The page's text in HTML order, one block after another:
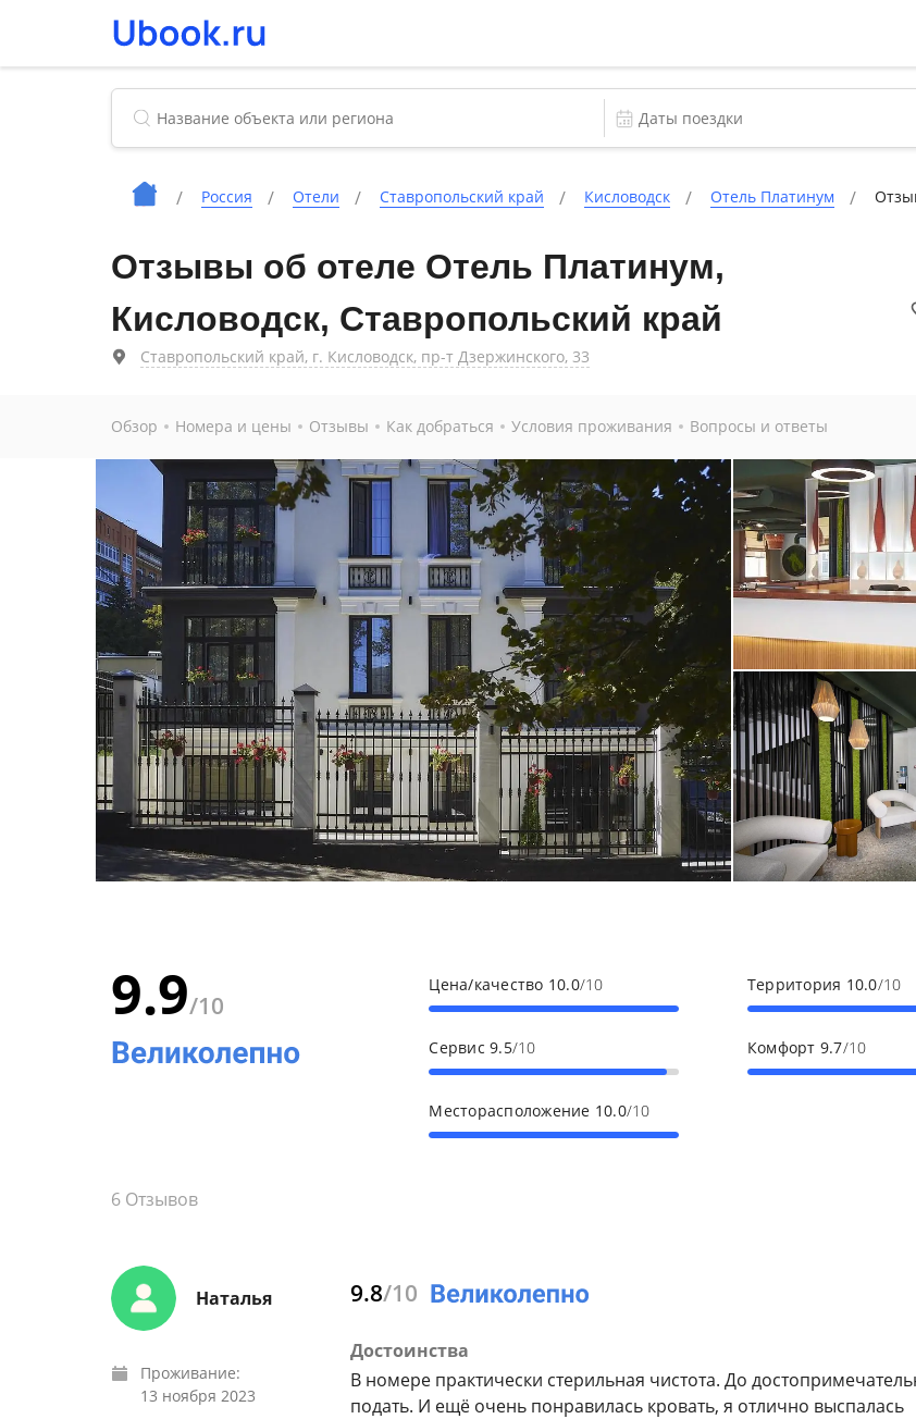
Россия Отели Ставропольский край Кисловодск Отель Платинум
Отзывы об отеле Отель Платинум,
Кисловодск, Ставропольский край
Ставропольский край, г. Кисловодск, пр-т Дзержинского, 33
Обзор Номера и цены Отзывы Как добраться Условия проживания Вопросы и ответы
9.9/10
Цена/качество 10.0/10
Сервис9.5/10
Месторасположение 10.0/10
Территория 10.0/10
Комфорт 9.7/10
6 Отзывов
Наталья
Проживание:
13 ноября 2023
9.8/10
Достоинства
В номере практически стерильная чистота. До
подать. И ещё очень понравилась кровать, я отлично выспалась